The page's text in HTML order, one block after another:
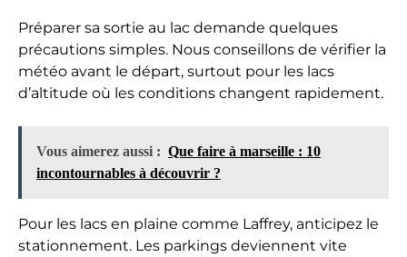
Préparer sa sortie au lac demande quelques
précautions simples. Nous conseillons de vérifier la
météo avant le départ, surtout pour les lacs
d’altitude où les conditions changent rapidement.
Vous aimerez aussi : Que faire à marseille : 10
incontournables à découvrir ?
Pour les lacs en plaine comme Laffrey, anticipez le
stationnement. Les parkings deviennent vite